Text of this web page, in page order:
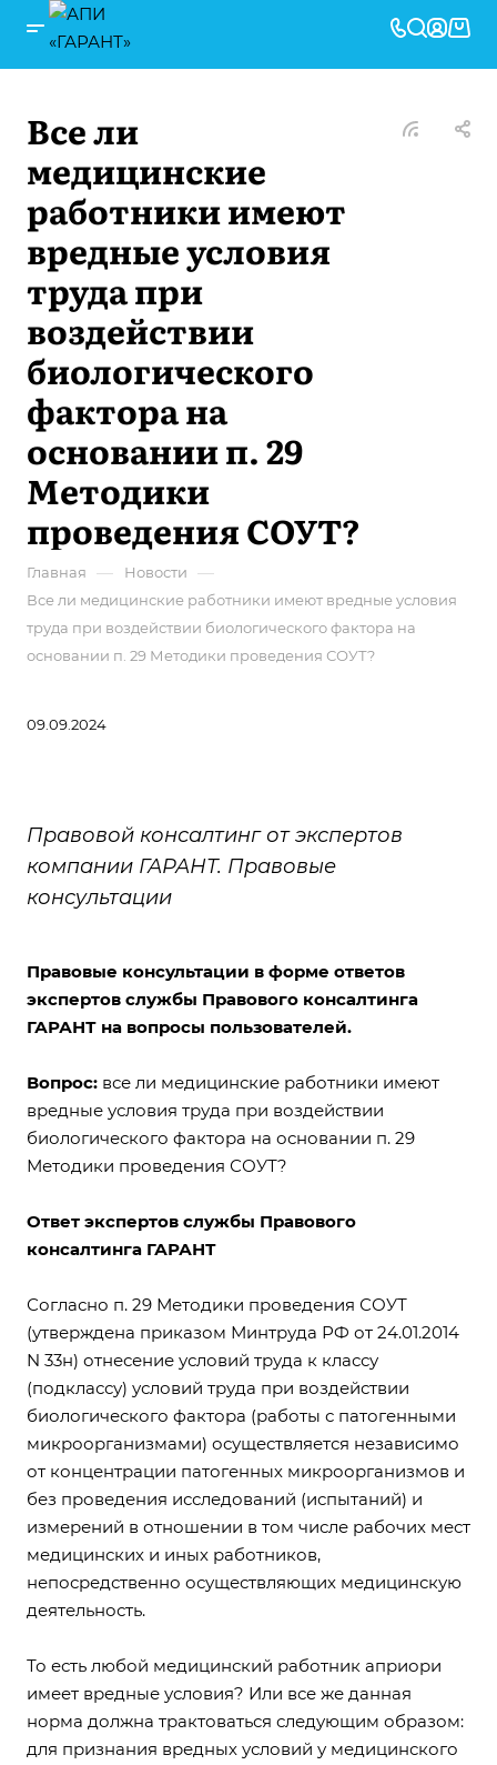
Все ли
медицинские
работники имеют
вредные условия
труда при
воздействии
биологического
фактора на
основании п. 29
Методики
проведения СОУТ?
Главная — Новости —
Все ли медицинские работники имеют вредные условия
труда при воздействии биологического фактора на
основании п. 29 Методики проведения СОУТ?
09.09.2024
Правовой консалтинг от экспертов
компании ГАРАНТ. Правовые
консультации
Правовые консультации в форме ответов
экспертов службы Правового консалтинга
ГАРАНТ на вопросы пользователей.
Вопрос: все ли медицинские работники имеют
вредные условия труда при воздействии
биологического фактора на основании п. 29
Методики проведения СОУТ?
Ответ экспертов службы Правового
консалтинга ГАРАНТ
Согласно п. 29 Методики проведения СОУТ
(утверждена приказом Минтруда РФ от 24.01.2014
N 33н) отнесение условий труда к классу
(подклассу) условий труда при воздействии
биологического фактора (работы с патогенными
микроорганизмами) осуществляется независимо
от концентрации патогенных микроорганизмов и
без проведения исследований (испытаний) и
измерений в отношении в том числе рабочих мест
медицинских и иных работников,
непосредственно осуществляющих медицинскую
деятельность.
То есть любой медицинский работник априори
имеет вредные условия? Или все же данная
норма должна трактоваться следующим образом:
для признания вредных условий у медицинского